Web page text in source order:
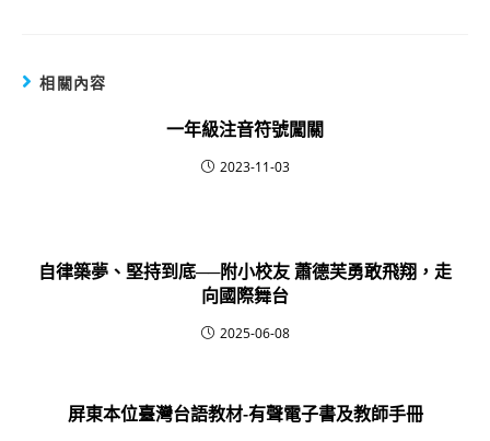
相關內容
一年級注音符號闖關
2023-11-03
自律築夢、堅持到底──附小校友 蕭德芙勇敢飛翔，走
向國際舞台
2025-06-08
屏東本位臺灣台語教材-有聲電子書及教師手冊